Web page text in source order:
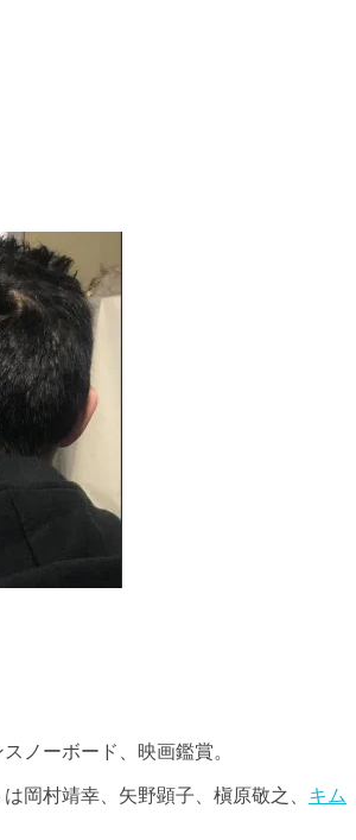
ノーボード、映画鑑賞。
岡村靖幸、矢野顕子、槇原敬之、 キム